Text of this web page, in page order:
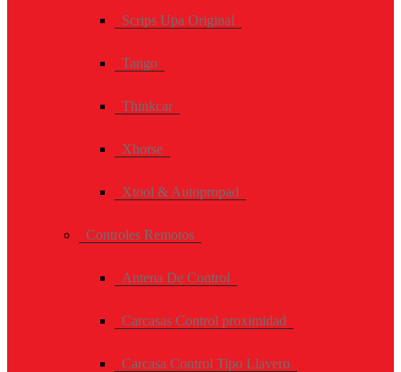
Scrips Upa Original
Tango
Thinkcar
Xhorse
Xtool & Autopropad
Controles Remotos
Antena De Control
Carcasas Control proximidad
Carcasa Control Tipo Llavero